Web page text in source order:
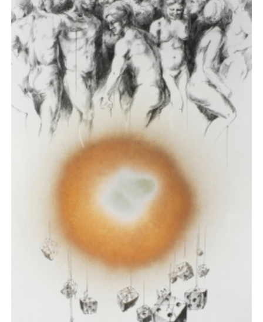
IX
Rysunek